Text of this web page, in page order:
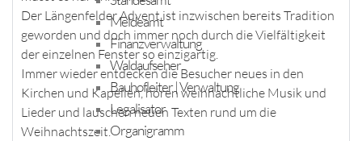
Meldeamt
Finanzverwaltung
Waldaufseher
Bauhofleiter | Verwaltung
Legalisator
Organigramm
Der Längenfelder Advent ist inzwischen bereits Tradition
geworden und doch immer noch durch die Vielfältigkeit
der einzelnen Fenster so einzigartig.
Immer wieder entdecken die Besucher neues in den
Kirchen und Kapellen, hören weihnachtliche Musik und
Lieder und lauschen neuen Texten rund um die
Weihnachtszeit.